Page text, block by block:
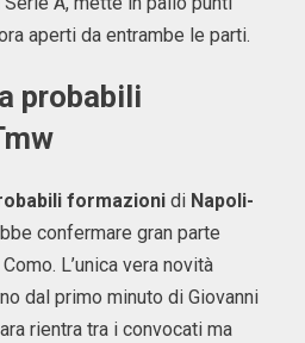
aperti da entrambe le parti.
probabili
formazioni di Napoli-
confermare gran parte
L’unica vera novità
dal primo minuto di Giovanni
rientra tra i convocati ma